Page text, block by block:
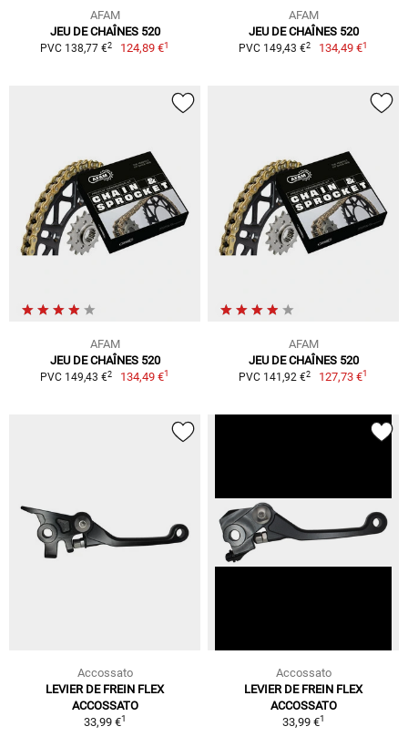
AFAM
JEU DE CHAÎNES 520
PVC 138,77 €2 124,89 €1
AFAM
JEU DE CHAÎNES 520
PVC 149,43 €2 134,49 €1
AFAM
JEU DE CHAÎNES 520
PVC 149,43 €2 134,49 €1
AFAM
JEU DE CHAÎNES 520
PVC 141,92 €2 127,73 €1
Accossato
LEVIER DE FREIN FLEX
ACCOSSATO
33,99 €1
Accossato
LEVIER DE FREIN FLEX
ACCOSSATO
33,99 €1